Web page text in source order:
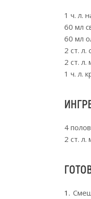
1 ч. л.
60 мл
60 мл
2 ст. л.
2 ст.
1 ч. л.
4
2 ст.